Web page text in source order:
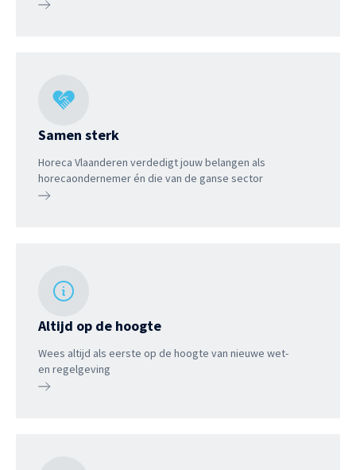
Samen sterk
Horeca Vlaanderen verdedigt jouw belangen als
horecaondernemer én die van de ganse sector
Altijd op de hoogte
Wees altijd als eerste op de hoogte van nieuwe wet-
en regelgeving